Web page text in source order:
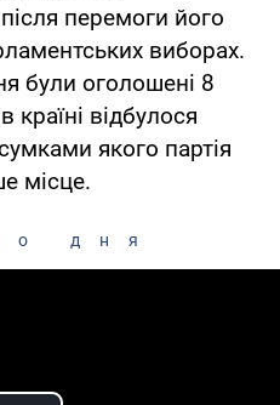
після перемоги його
виборах.
були оголошені 8
країні відбулося
якого партія
місце.
дня